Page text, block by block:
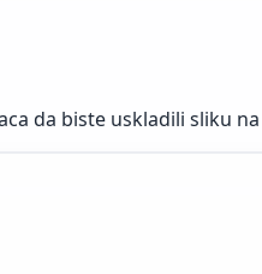
da biste uskladili sliku